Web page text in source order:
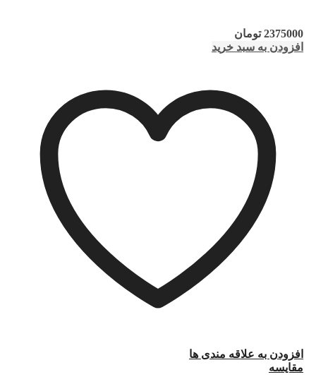
2375000 تومان
افزودن به سبد خرید
افزودن به علاقه مندی ها
مقایسه